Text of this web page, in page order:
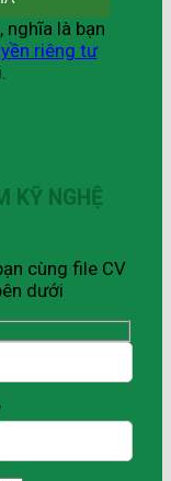
nghĩa là bạn
riêng tư
KỸ NGHỆ
cùng file CV
dưới